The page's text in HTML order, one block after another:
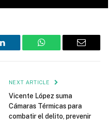
LinkedIn WhatsApp Email
NEXT ARTICLE
Vicente López suma
Cámaras Térmicas para
combatir el delito, prevenir